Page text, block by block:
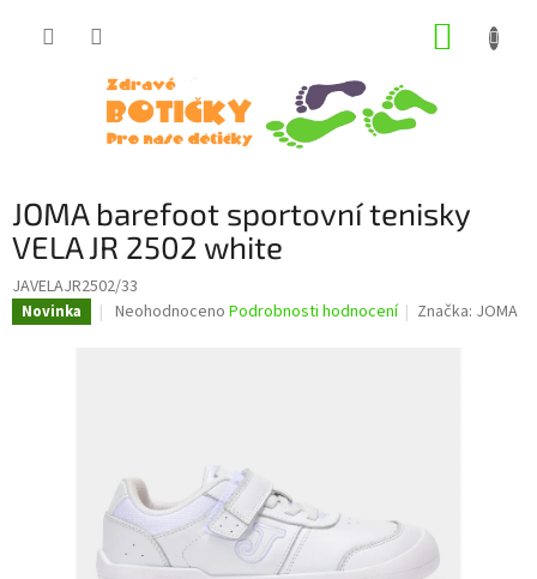
JOMA barefoot sportovní tenisky
VELA JR 2502 white
JAVELAJR2502/33
Novinka
Průměrné
Neohodnoceno Podrobnosti hodnocení Značka: JOMA